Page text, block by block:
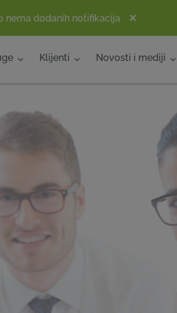
nema dodanih notifikacija
Klijenti Novosti i mediji